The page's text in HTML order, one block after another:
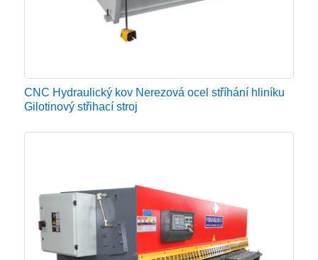
CNC Hydraulický kov Nerezová ocel stříhání hliníku
Gilotinový střihací stroj